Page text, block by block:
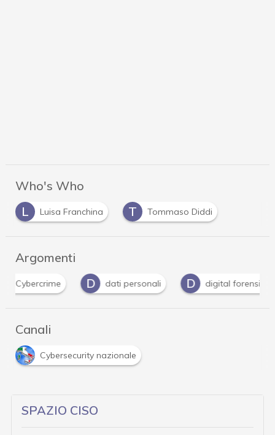
Who's Who
L
Luisa Franchina T Tommaso Diddi
Argomenti
D
dati personali D digital forensics I
Canali
Cybersecurity nazionale
SPAZIO CISO